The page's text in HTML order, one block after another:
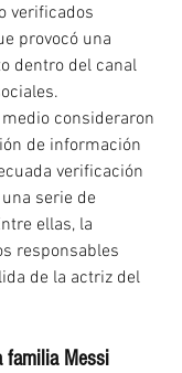
verificados
provocó una
dentro del canal
consideraron
de información
verificación
serie de
ellas, la
responsables
de la actriz del
familia Messi